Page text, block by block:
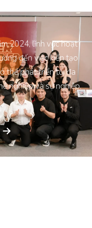
tâ|
2024, lĩnh vực hoạt
đến việc kiến tạo
thể phát triển tối đa
nghiệp và sự nghiệp.